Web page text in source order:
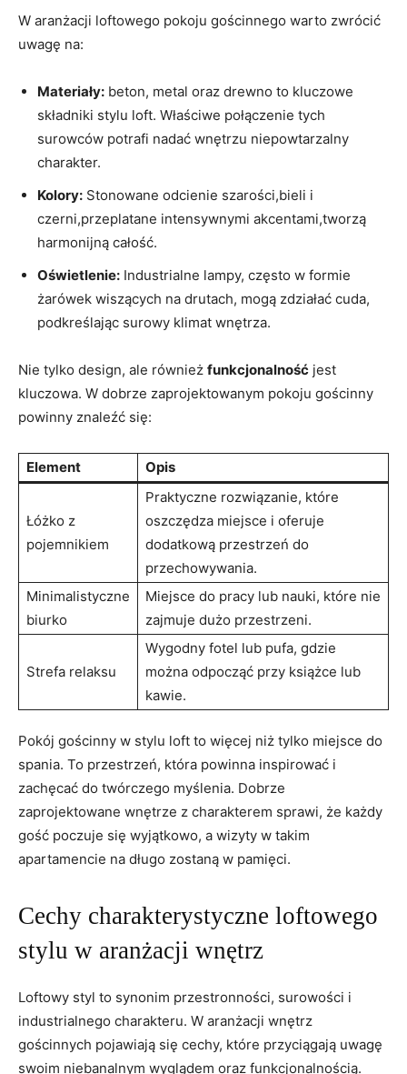
W aranżacji loftowego pokoju gościnnego warto zwrócić
uwagę na:
Materiały: beton, metal oraz drewno to kluczowe
składniki stylu loft. Właściwe połączenie tych
surowców potrafi nadać wnętrzu niepowtarzalny
charakter.
Kolory: Stonowane odcienie szarości,bieli i
czerni,przeplatane intensywnymi akcentami,tworzą
harmonijną całość.
Oświetlenie: Industrialne lampy, często w formie
żarówek wiszących na drutach, mogą zdziałać cuda,
podkreślając surowy klimat wnętrza.
Nie tylko design, ale również funkcjonalność jest
kluczowa. W dobrze zaprojektowanym pokoju gościnny
powinny znaleźć się:
Element Opis
Łóżko z
pojemnikiem
Praktyczne rozwiązanie, które
oszczędza miejsce i oferuje
dodatkową przestrzeń do
przechowywania.
Minimalistyczne
biurko
Miejsce do pracy lub nauki, które nie
zajmuje dużo przestrzeni.
Strefa relaksu
Wygodny fotel lub pufa, gdzie
można odpocząć przy książce lub
kawie.
Pokój gościnny w stylu loft to więcej niż tylko miejsce do
spania. To przestrzeń, która powinna inspirować i
zachęcać do twórczego myślenia. Dobrze
zaprojektowane wnętrze z charakterem sprawi, że każdy
gość poczuje się wyjątkowo, a wizyty w takim
apartamencie na długo zostaną w pamięci.
Cechy charakterystyczne loftowego
stylu w aranżacji wnętrz
Loftowy styl to synonim przestronności, surowości i
industrialnego charakteru. W aranżacji wnętrz
gościnnych pojawiają się cechy, które przyciągają uwagę
swoim niebanalnym wyglądem oraz funkcjonalnością.